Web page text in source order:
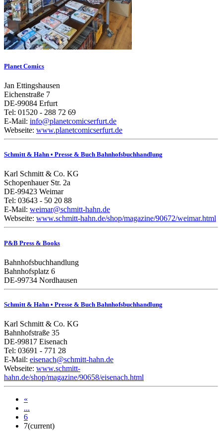
Planet Comics
Jan Ettingshausen
Eichenstraße 7
DE-99084 Erfurt
Tel: 01520 - 288 72 69
E-Mail: info@planetcomicserfurt.de
Webseite: www.planetcomicserfurt.de
Schmitt & Hahn • Presse & Buch Bahnhofsbuchhandlung
Karl Schmitt & Co. KG
Schopenhauer Str. 2a
DE-99423 Weimar
Tel: 03643 - 50 20 88
E-Mail: weimar@schmitt-hahn.de
Webseite: www.schmitt-hahn.de/shop/magazine/90672/weimar.html
P&B Press & Books
Bahnhofsbuchhandlung
Bahnhofsplatz 6
DE-99734 Nordhausen
Schmitt & Hahn • Presse & Buch Bahnhofsbuchhandlung
Karl Schmitt & Co. KG
Bahnhofstraße 35
DE-99817 Eisenach
Tel: 03691 - 771 28
E-Mail: eisenach@schmitt-hahn.de
Webseite: www.schmitt-
hahn.de/shop/magazine/90658/eisenach.html
«
...
6
7(current)